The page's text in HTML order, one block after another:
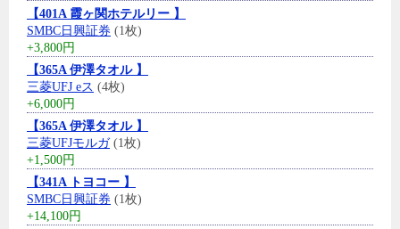
【401A 霞ヶ関ホテルリー 】
SMBC日興証券 (1枚)
+3,800円
【365A 伊澤タオル 】
三菱UFJ eス (4枚)
+6,000円
【365A 伊澤タオル 】
三菱UFJモルガ(1枚)
+1,500円
【341A トヨコー 】
SMBC日興証券 (1枚)
+14,100円